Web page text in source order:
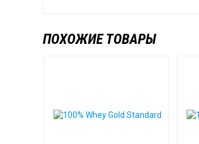
ПОХОЖИЕ ТОВАРЫ